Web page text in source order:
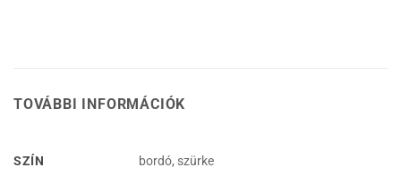
TOVÁBBI INFORMÁCIÓK
SZÍN bordó, szürke